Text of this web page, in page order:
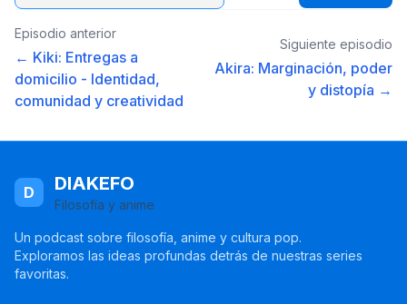
Episodio anterior
← Kiki: Entregas a
domicilio - Identidad,
comunidad y creatividad
Siguiente episodio
Akira: Marginación, poder
y distopía →
D DIAKEFO
Filosofía y anime
Un podcast sobre filosofía, anime y cultura pop.
Exploramos las ideas profundas detrás de nuestras series
favoritas.